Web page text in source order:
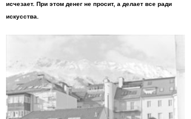
исчезает. При этом денег не просит, а делает все ради
искусства.